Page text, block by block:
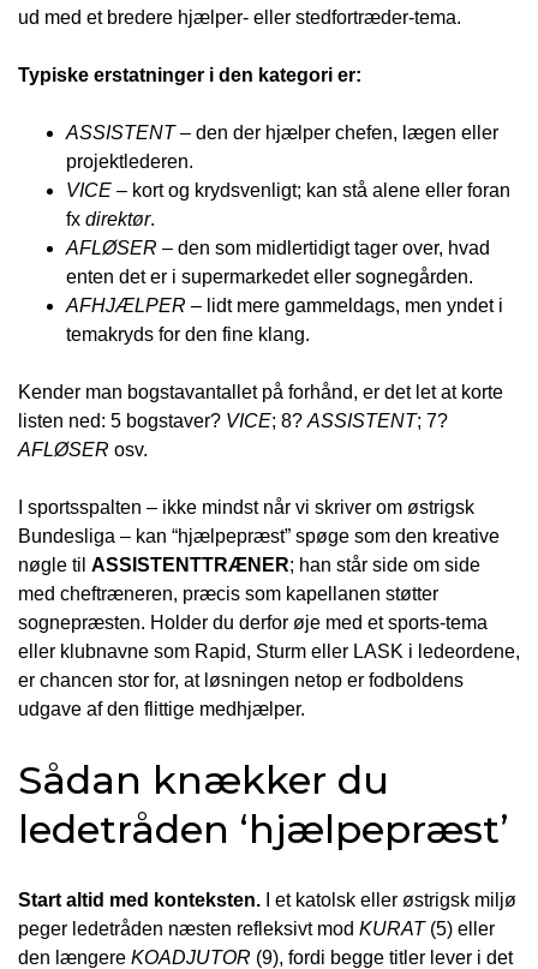
ud med et bredere hjælper- eller stedfortræder-tema.
Typiske erstatninger i den kategori er:
ASSISTENT– den der hjælper chefen, lægen eller
projektlederen.
VICE – kort og krydsvenligt; kan stå alene eller foran
fx direktør.
AFLØSER – den som midlertidigt tager over, hvad
enten det er i supermarkedet eller sognegården.
AFHJÆLPER – lidt mere gammeldags, men yndet i
temakryds for den fine klang.
Kender man bogstavantallet på forhånd, er det let at korte
listen ned: 5 bogstaver? VICE; 8? ASSISTENT; 7?
AFLØSER osv.
I sportsspalten – ikke mindst når vi skriver om østrigsk
Bundesliga – kan “hjælpepræst” spøge som den kreative
nøgle til ASSISTENTTRÆNER; han står side om side
med cheftræneren, præcis som kapellanen støtter
sognepræsten. Holder du derfor øje med et sports-tema
eller klubnavne som Rapid, Sturm eller LASK i ledeordene,
er chancen stor for, at løsningen netop er fodboldens
udgave af den flittige medhjælper.
Sådan knækker du
ledetråden ‘hjælpepræst’
Start altid med konteksten. I et katolsk eller østrigsk miljø
peger ledetråden næsten refleksivt mod KURAT(5) eller
den længere KOADJUTOR (9), fordi begge titler lever i det